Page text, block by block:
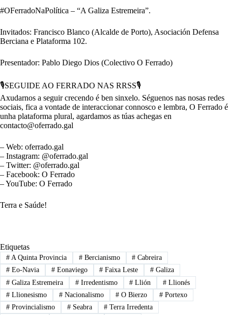
#OFerradoNaPolítica – “A Galiza Estremeira”.
Invitados: Francisco Blanco (Alcalde de Porto), Asociación Defensa
Berciana e Plataforma 102.
Presentador: Pablo Diego Dios (Colectivo O Ferrado)
🎙️SEGUIDE AO FERRADO NAS RRSS🎙️
Axudarnos a seguir crecendo é ben sinxelo. Séguenos nas nosas redes
sociais, fica a vontade de interaccionar connosco e lembra, O Ferrado é
unha plataforma plural, agardamos as túas achegas en
contacto@oferrado.gal
– Web: oferrado.gal
– Instagram: @oferrado.gal
– Twitter: @oferrado.gal
– Facebook: O Ferrado
– YouTube: O Ferrado
Terra e Saúde!
Etiquetas
#A Quinta Provincia #Bercianismo # Cabreira
#Eo-Navia #Eonaviego # Faixa Leste # Galiza
#Galiza Estremeira #Irredentismo # Llión # Llionés
#Llionesismo #Nacionalismo # O Bierzo # Portexo
#Provincialismo #Seabra # Terra Irredenta